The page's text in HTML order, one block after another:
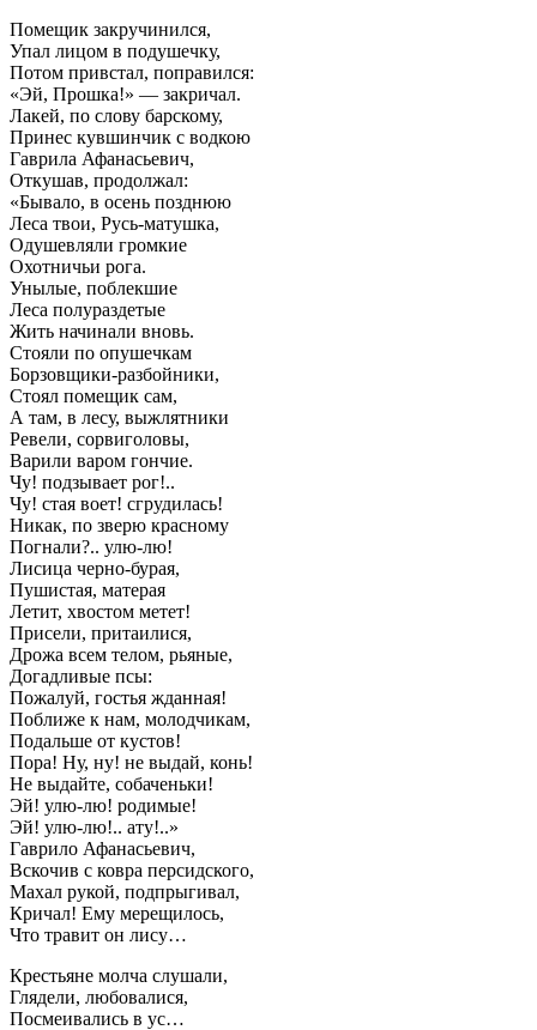
Помещик закручинился,
Упал лицом в подушечку,
Потом привстал, поправился:
«Эй, Прошка!» — закричал.
Лакей, по слову барскому,
Принес кувшинчик с водкою
Гаврила Афанасьевич,
Откушав, продолжал:
«Бывало, в осень позднюю
Леса твои, Русь-матушка,
Одушевляли громкие
Охотничьи рога.
Унылые, поблекшие
Леса полураздетые
Жить начинали вновь.
Стояли по опушечкам
Борзовщики-разбойники,
Стоял помещик сам,
А там, в лесу, выжлятники
Ревели, сорвиголовы,
Варили варом гончие.
Чу! подзывает рог!..
Чу! стая воет! сгрудилась!
Никак, по зверю красному
Погнали?.. улю-лю!
Лисица черно-бурая,
Пушистая, матерая
Летит, хвостом метет!
Присели, притаилися,
Дрожа всем телом, рьяные,
Догадливые псы:
Пожалуй, гостья жданная!
Поближе к нам, молодчикам,
Подальше от кустов!
Пора! Ну, ну! не выдай, конь!
Не выдайте, собаченьки!
Эй! улю-лю! родимые!
Эй! улю-лю!.. ату!..»
Гаврило Афанасьевич,
Вскочив с ковра персидского,
Махал рукой, подпрыгивал,
Кричал! Ему мерещилось,
Что травит он лису…
Крестьяне молча слушали,
Глядели, любовалися,
Посмеивались в ус…